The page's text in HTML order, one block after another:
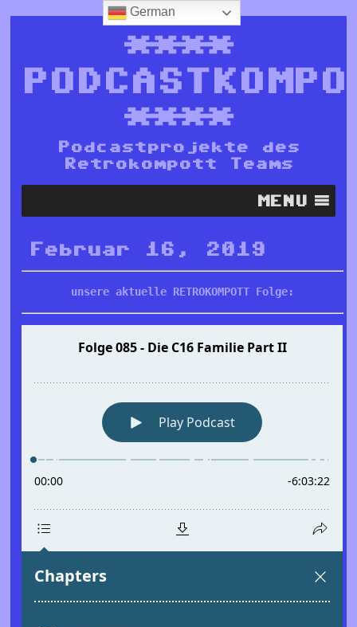
****
****
Podcastprojekte des
Retrokompott Teams
MENU
Februar 16, 2019
unsere aktuelle RETROKOMPOTT Folge:
German